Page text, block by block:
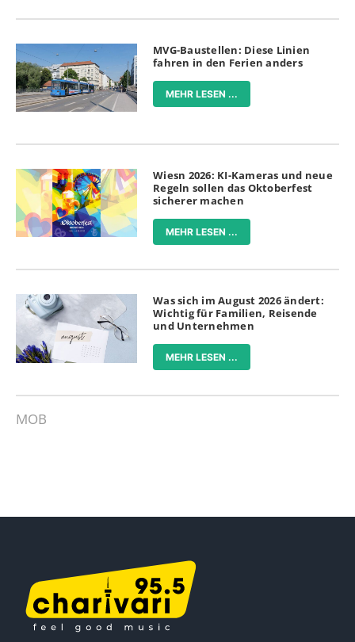
MVG-Baustellen: Diese Linien
fahren in den Ferien anders
MEHR LESEN ...
Wiesn 2026: KI-Kameras und neue
Regeln sollen das Oktoberfest
sicherer machen
MEHR LESEN ...
Was sich im August 2026 ändert:
Wichtig für Familien, Reisende
und Unternehmen
MEHR LESEN ...
MOB